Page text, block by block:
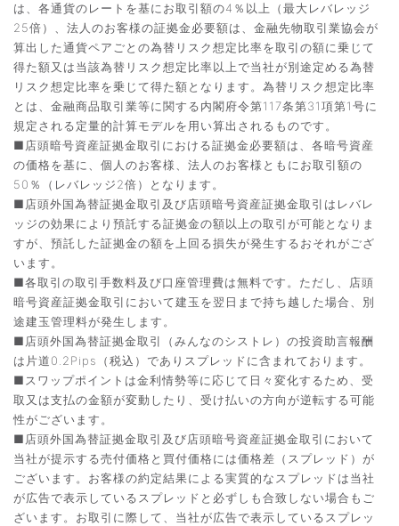
は、各通貨のレートを基にお取引額の4％以上（最大レバレッジ
25倍）、法人のお客様の証拠金必要額は、金融先物取引業協会が
算出した通貨ペアごとの為替リスク想定比率を取引の額に乗じて
得た額又は当該為替リスク想定比率以上で当社が別途定める為替
リスク想定比率を乗じて得た額となります。為替リスク想定比率
とは、金融商品取引業等に関する内閣府令第117条第31項第1号に
規定される定量的計算モデルを用い算出されるものです。
■店頭暗号資産証拠金取引における証拠金必要額は、各暗号資産
の価格を基に、個人のお客様、法人のお客様ともにお取引額の
50％（レバレッジ2倍）となります。
■店頭外国為替証拠金取引及び店頭暗号資産証拠金取引はレバレ
ッジの効果により預託する証拠金の額以上の取引が可能となりま
すが、預託した証拠金の額を上回る損失が発生するおそれがござ
います。
■各取引の取引手数料及び口座管理費は無料です。ただし、店頭
暗号資産証拠金取引において建玉を翌日まで持ち越した場合、別
途建玉管理料が発生します。
■店頭外国為替証拠金取引（みんなのシストレ）の投資助言報酬
は片道0.2Pips（税込）でありスプレッドに含まれております。
■スワップポイントは金利情勢等に応じて日々変化するため、受
取又は支払の金額が変動したり、受け払いの方向が逆転する可能
性がございます。
■店頭外国為替証拠金取引及び店頭暗号資産証拠金取引において
当社が提示する売付価格と買付価格には価格差（スプレッド）が
ございます。お客様の約定結果による実質的なスプレッドは当社
が広告で表示しているスプレッドと必ずしも合致しない場合もご
ざいます。お取引に際して、当社が広告で表示しているスプレッ